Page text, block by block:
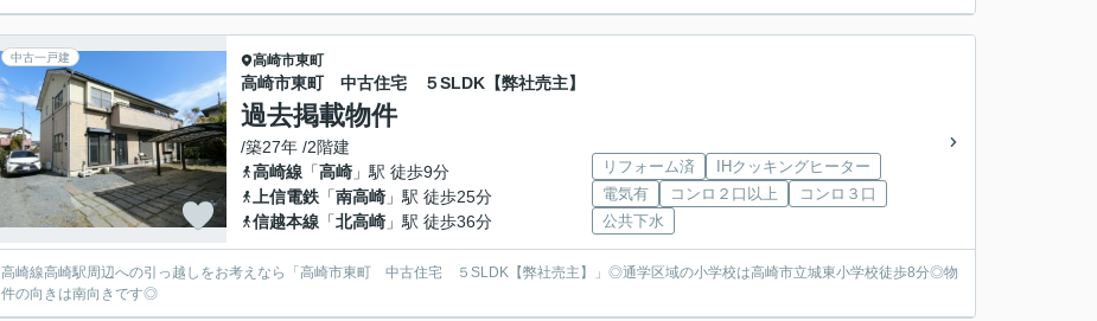
中古一戸建 高崎市東町
高崎市東町 中古住宅 ５SLDK【弊社売主】
過去掲載物件
/築27年 /2階建
高崎線 「高崎 」駅 徒歩9分
上信電鉄 「南高崎 」駅 徒歩25分
信越本線 「北高崎 」駅 徒歩36分
リフォーム済
IHクッキングヒーター
電気有
コンロ２口以上
コンロ３口
公共下水
高崎線高崎駅周辺への引っ越しをお考えなら「高崎市東町 中古住宅 ５SLDK【弊社売主】」◎通学区域の小学校は高崎市立城東小学校徒歩8分◎物
件の向きは南向きです◎